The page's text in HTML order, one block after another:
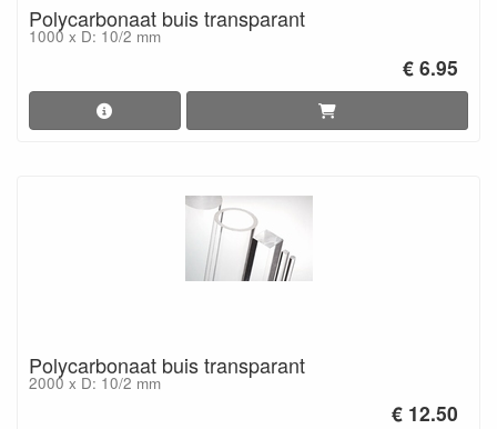
Polycarbonaat buis transparant
1000 x D: 10/2 mm
€ 6.95
Polycarbonaat buis transparant
2000 x D: 10/2 mm
€ 12.50